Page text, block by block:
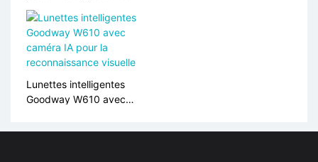
suivi GPS, rate cardiaque &
Moniteur SPO2, alerte SOS
S10
Lunettes intelligentes
Goodway W610 avec
reconnaissance visuelle